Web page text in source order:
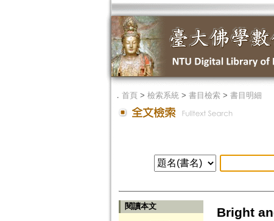
． 首頁> 檢索系統> 書目檢索> 書目明細
閱讀本文 Bright